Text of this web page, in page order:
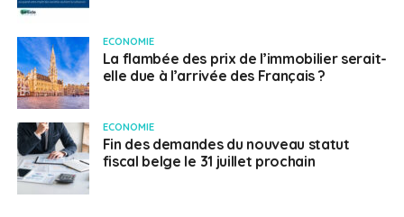
ECONOMIE
La flambée des prix de l’immobilier serait-
elle due à l’arrivée des Français ?
ECONOMIE
Fin des demandes du nouveau statut
fiscal belge le 31 juillet prochain